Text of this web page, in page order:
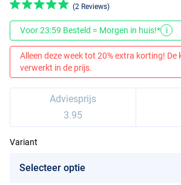
(2 Reviews)
Voor 23:59 Besteld = Morgen in huis!* i
Alleen deze week tot 20% extra korting! De
verwerkt in de prijs.
Adviesprijs
3.95
Variant